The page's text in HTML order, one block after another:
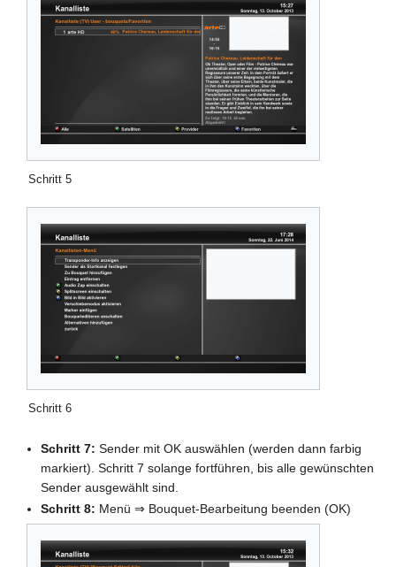
Schritt 5
Schritt 6
Schritt 7: Sender mit OK auswählen (werden dann farbig
markiert). Schritt 7 solange fortführen, bis alle gewünschten
Sender ausgewählt sind.
Schritt 8: Menü ⇒ Bouquet-Bearbeitung beenden (OK)